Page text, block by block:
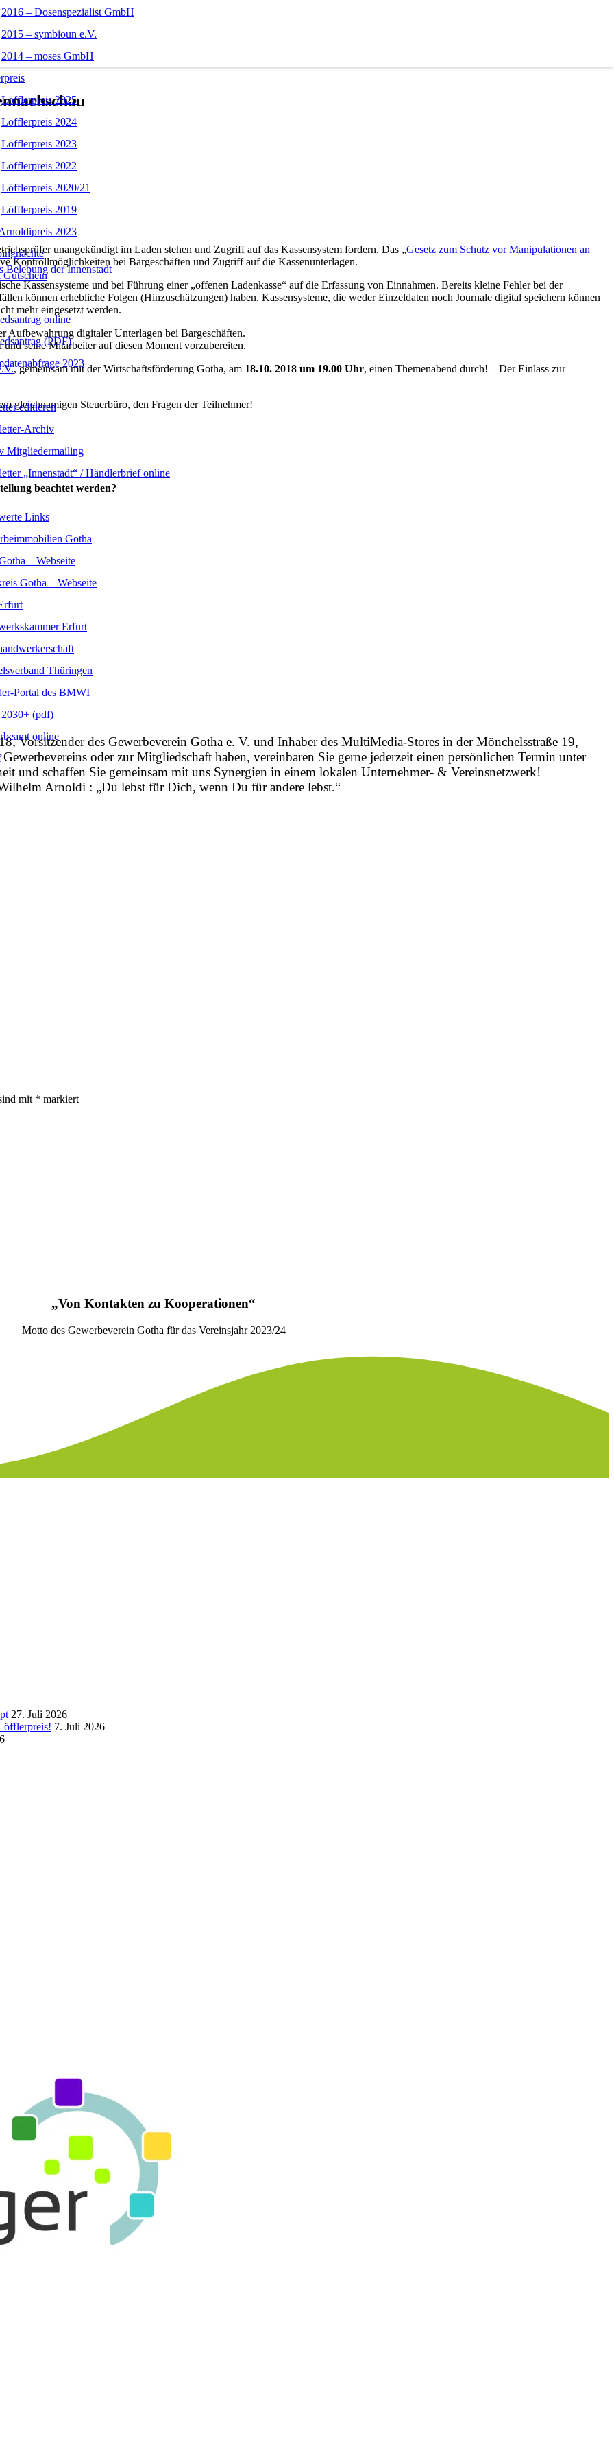
2016 – Dosenspezialist GmbH
2015 – symbioun e.V.
2014 – moses GmbH
Löfflerpreis 2025
Löfflerpreis 2024
Löfflerpreis 2023
Löfflerpreis 2022
Löfflerpreis 2020/21
Löfflerpreis 2019
2023
Gutschein
online
(PDF)
2023
editieren
Archiv
Mitgliedermailing
„Innenstadt“ / Händlerbrief online
Links
Gotha
– Webseite
Gotha – Webseite
Erfurt
Thüringen
Portal des BMWI
(pdf)
online
Belebung der Innenstadt
unangekündigt im Laden stehen und Zugriff auf das Kassensystem fordern. Das „Gesetz zum Schutz vor Manipulationen an
Kontrollmöglichkeiten bei Bargeschäften und Zugriff auf die Kassenunterlagen.
Kassensysteme und bei Führung einer „offenen Ladenkasse“ auf die Erfassung von Einnahmen. Bereits kleine Fehler bei der
können erhebliche Folgen (Hinzuschätzungen) haben. Kassensysteme, die weder Einzeldaten noch Journale digital speichern können
mehr eingesetzt werden.
Aufbewahrung digitaler Unterlagen bei Bargeschäften.
seine Mitarbeiter auf diesen Moment vorzubereiten.
, gemeinsam mit der Wirtschaftsförderung Gotha, am 18.10. 2018 um 19.00 Uhr, einen Themenabend durch! – Der Einlass zur
gleichnamigen Steuerbüro, den Fragen der Teilnehmer!
beachtet werden?
Vorsitzender des Gewerbeverein Gotha e. V. und Inhaber des MultiMedia-Stores in der Mönchelsstraße 19,
oder zur Mitgliedschaft haben, vereinbaren Sie gerne jederzeit einen persönlichen Termin unter
und schaffen Sie gemeinsam mit uns Synergien in einem lokalen Unternehmer- & Vereinsnetzwerk!
Arnoldi : „Du lebst für Dich, wenn Du für andere lebst.“
mit * markiert
„Von Kontakten zu Kooperationen“
Motto des Gewerbeverein Gotha für das Vereinsjahr 2023/24
27. Juli 2026
7. Juli 2026